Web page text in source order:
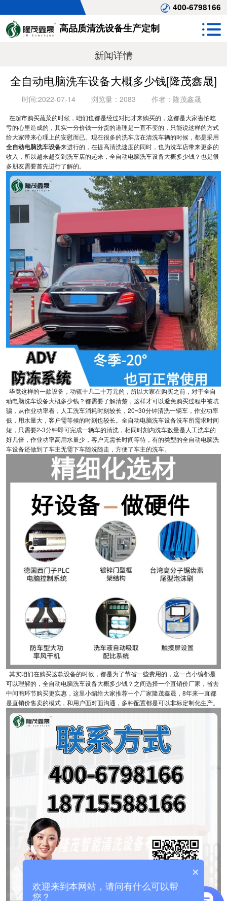
400-6798166
高品质清洗设备生产定制
新闻详情
全自动电脑洗车设备大概多少钱[隆茂鑫晟]
时间:2022-07-14 浏览量： 2083 作者： 隆茂鑫晟
在超市购买蔬菜的时候，咱们也都是经过对比才来购买的，这都是大家害怕吃
亏的心里造成的，其实一分价钱一分货的道理是一直不变的，只能说这样的方式
给大家带来心理上的安慰而已。现在很多的洗车店在清洗车辆的时候，都是采用
全自动电脑洗车设备来进行的，在提高清洗速度的同时，也为洗车店带来更多的
收入，所以越来越受到洗车店的起来，全自动电脑洗车设备大概多少钱？也是很
多朋友需要首先进行了解的。
毕竟这样的一款设备，动辄十几二十万元的，所以大家在购买之前，对于全自
动电脑洗车设备大概多少钱？都需要了解清楚，这样才可以避免购买过程中被坑
骗，从作业功率看，人工洗车消耗时刻较长，20~30分钟清洗一辆车，作业功率
低，用水量大，客户需等候的时刻也较长。全自动电脑洗车设备洗车所需求时间
短，只需要2-3分钟即可完成一辆车的清洗，相同时刻内洗车数量是人工洗车的
好几倍，作业功率高用水量少，客户无需长时间等待，有的类型的全自动电脑洗
车设备还做到了车主无需下车随洗随走，方便了车主的洗车。
其实咱们在购买这款设备的时候，都是为了节省一些费用的，这一点小编都是
可以理解的，全自动电脑洗车设备大概多少钱？之间选择一个直销价厂家，省去
中间商环节购买更实惠，这里小编给大家推荐一个厂家隆茂鑫晟，8年来一直都
是直销价售卖的模式，和用户面对面沟通，多种配置都是可以非标定制化生产。
×
欢迎来到本网站，请问有什么可以帮
您？